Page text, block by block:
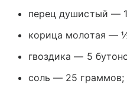
перец душистый —
корица молотая —
гвоздика — 5
соль — 25 граммов;